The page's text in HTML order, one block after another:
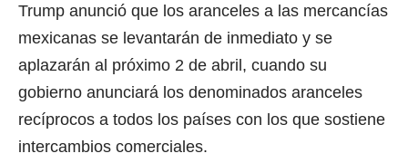
Trump anunció que los aranceles a las mercancías
mexicanas se levantarán de inmediato y se
aplazarán al próximo 2 de abril, cuando su
gobierno anunciará los denominados aranceles
recíprocos a todos los países con los que sostiene
intercambios comerciales.